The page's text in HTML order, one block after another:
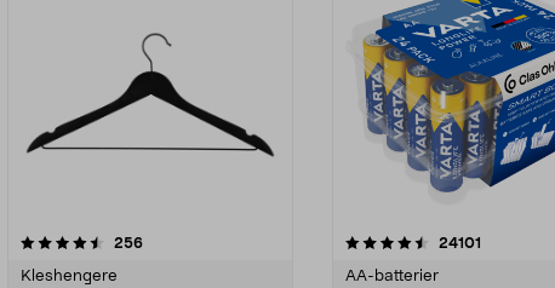
256anmeldelser
Kleshengere
4.5av 5 stjerner 24101
AA-batterier
4.5av 5 stjerner